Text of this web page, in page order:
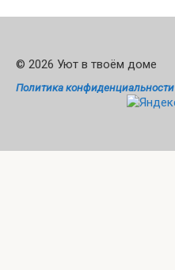
© 2026 Уют в твоём доме
Политика конфиденциальности